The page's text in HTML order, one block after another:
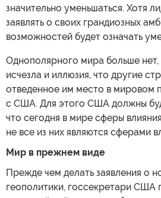
значительно уменьшаться. Хотя
заявлять о своих грандиозных
возможностей будет означать
Однополярного мира больше нет,
исчезла и иллюзия, что другие
отведенное им место в мировом
с США. Для этого США должны
что сегодня в мире сферы
не все из них являются сферами
Мир в прежнем виде
Прежде чем делать заявления о
геополитики, госсекретари США